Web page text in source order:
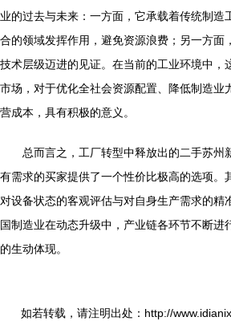
业的过去与未来：一方面，它承载着传统制造
合的领域发挥作用，避免资源浪费；另一方面
技术层级迈进的见证。在当前的工业环境中，
市场，对于优化全社会资源配置、降低制造业
营成本，具有积极的意义。
总而言之，工厂转型中释放出的二手苏州
有需求的买家提供了一个性价比极高的选项。
对设备状态的客观评估与对自身生产需求的精
国制造业在动态升级中，产业链各环节不断进
的生动体现。
如若转载，请注明出处：http://